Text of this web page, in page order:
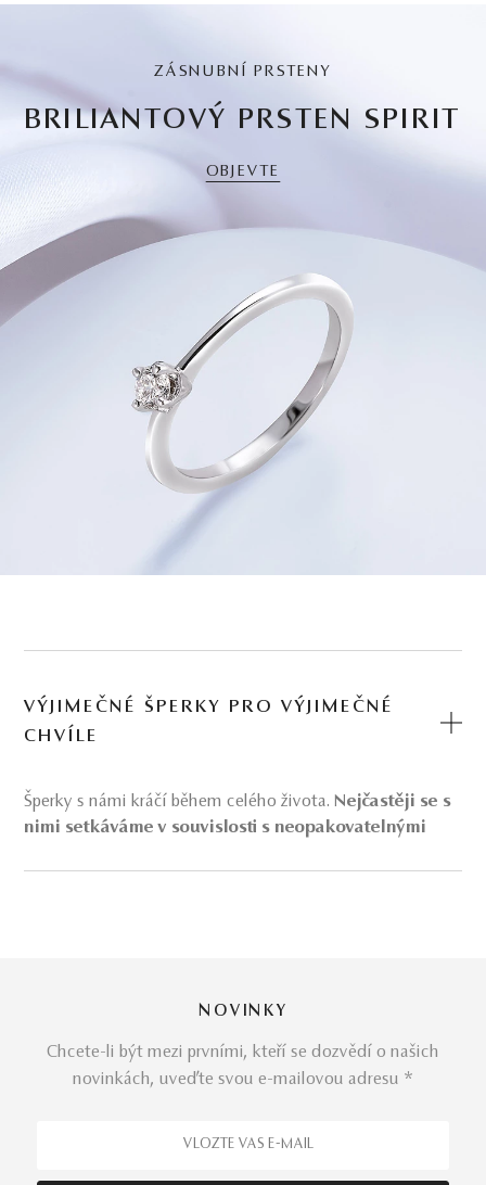
ZÁSNUBNÍ PRSTENY
BRILIANTOVÝ PRSTEN SPIRIT
OBJEVTE
VÝJIMEČNÉ ŠPERKY PRO VÝJIMEČNÉ
CHVÍLE
Šperky s námi kráčí během celého života. Nejčastěji se s
nimi setkáváme v souvislosti s neopakovatelnými
Diamantové šperky patří ktěm nejprestižnějším
uměleckým dílům z naší nabídky slovenských
šperků si snadno získají vaši pozornost a touhu.
NOVINKY
Chcete-li být mezi prvními, kteří se dozvědí o našich
novinkách, uveďte svou e-mailovou adresu *